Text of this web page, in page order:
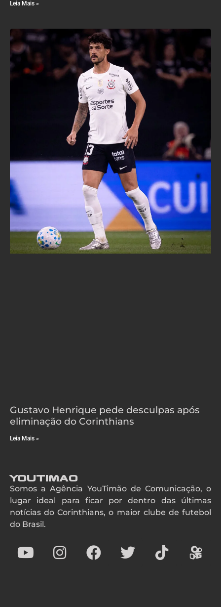
Leia Mais »
Gustavo Henrique pede desculpas após
eliminação do Corinthians
Leia Mais »
YouTimao
Somos a Agência YouTimão de Comunicação, o
lugar ideal para ficar por dentro das últimas
notícias do Corinthians, o maior clube de futebol
do Brasil.